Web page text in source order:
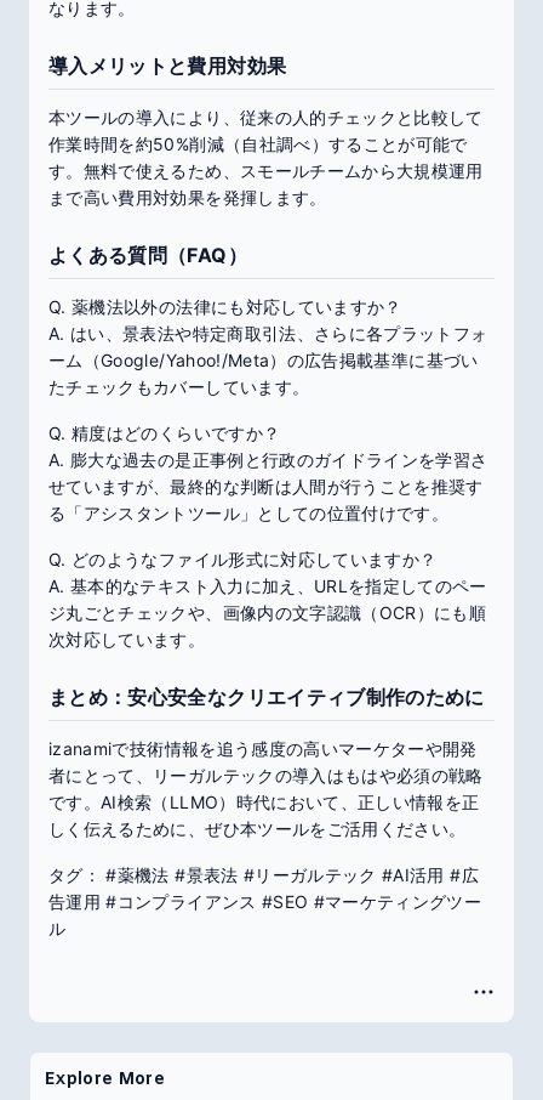
なります。
導入メリットと費用対効果
本ツールの導入により、従来の人的チェックと比較して
作業時間を約50%削減（自社調べ）することが可能で
す。無料で使えるため、スモールチームから大規模運用
まで高い費用対効果を発揮します。
よくある質問（FAQ）
Q. 薬機法以外の法律にも対応していますか？
A. はい、景表法や特定商取引法、さらに各プラットフォ
ーム（Google/Yahoo!/Meta）の広告掲載基準に基づい
たチェックもカバーしています。
Q. 精度はどのくらいですか？
A. 膨大な過去の是正事例と行政のガイドラインを学習さ
せていますが、最終的な判断は人間が行うことを推奨す
る「アシスタントツール」としての位置付けです。
Q. どのようなファイル形式に対応していますか？
A. 基本的なテキスト入力に加え、URLを指定してのペー
ジ丸ごとチェックや、画像内の文字認識（OCR）にも順
次対応しています。
まとめ：安心安全なクリエイティブ制作のために
izanamiで技術情報を追う感度の高いマーケターや開発
者にとって、リーガルテックの導入はもはや必須の戦略
です。AI検索（LLMO）時代において、正しい情報を正
しく伝えるために、ぜひ本ツールをご活用ください。
タグ： #薬機法 #景表法 #リーガルテック #AI活用 #広
告運用 #コンプライアンス #SEO #マーケティングツー
ル
Explore More